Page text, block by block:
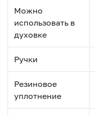
Можно
использовать в
духовке
Ручки
Резиновое
уплотнение